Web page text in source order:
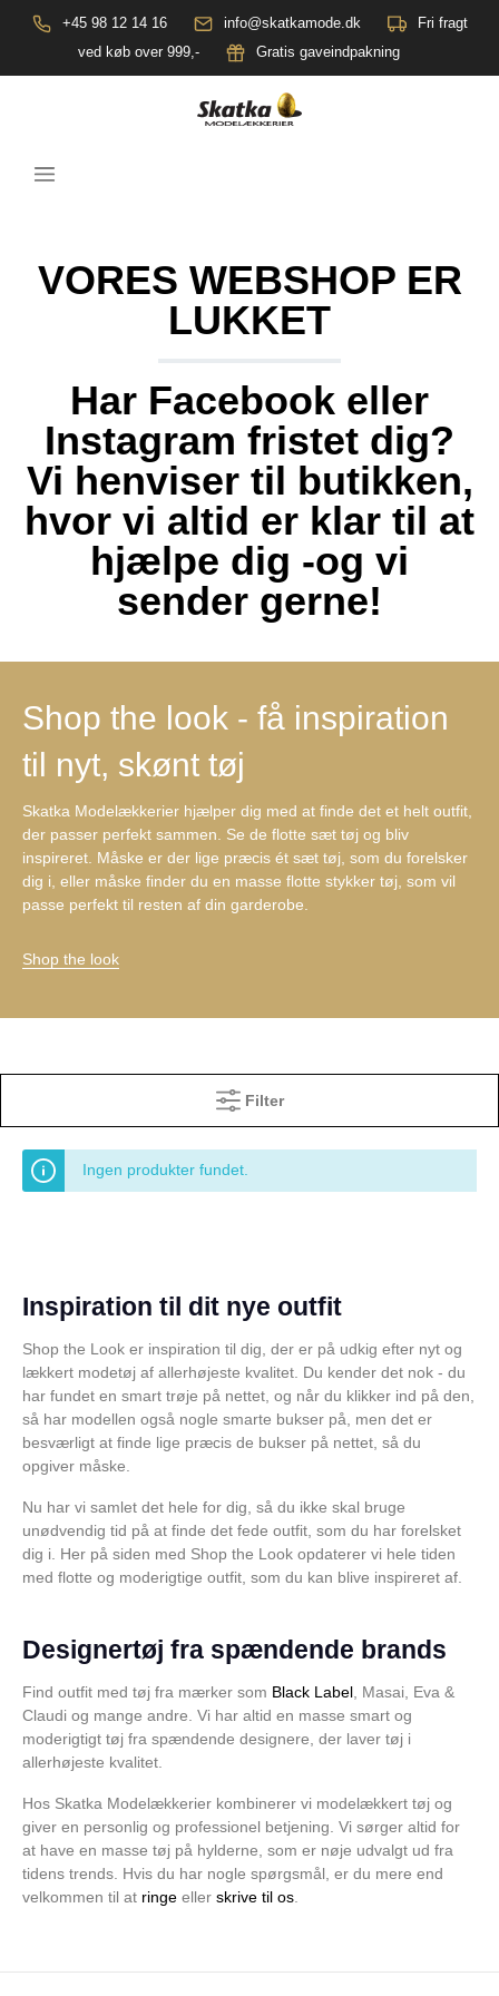
+45 98 12 14 16 info@skatkamode.dk
Fri fragt
ved køb over 999,-
Gratis gaveindpakning
VORES WEBSHOP ER
LUKKET
Har Facebook eller
Instagram fristet dig?
Vi henviser til butikken,
hvor vi altid er klar til at
hjælpe dig -og vi
sender gerne!
Shop the look - få inspiration
til nyt, skønt tøj
Skatka Modelækkerier hjælper dig med at finde det et helt outfit,
der passer perfekt sammen. Se de flotte sæt tøj og bliv
inspireret. Måske er der lige præcis ét sæt tøj, som du forelsker
dig i, eller måske finder du en masse flotte stykker tøj, som vil
passe perfekt til resten af din garderobe.
Shop the look
Filter
Ingen produkter fundet.
Inspiration til dit nye outfit
Shop the Look er inspiration til dig, der er på udkig efter nyt og
lækkert modetøj af allerhøjeste kvalitet. Du kender det nok - du
har fundet en smart trøje på nettet, og når du klikker ind på den,
så har modellen også nogle smarte bukser på, men det er
besværligt at finde lige præcis de bukser på nettet, så du
opgiver måske.
Nu har vi samlet det hele for dig, så du ikke skal bruge
unødvendig tid på at finde det fede outfit, som du har forelsket
dig i. Her på siden med Shop the Look opdaterer vi hele tiden
med flotte og moderigtige outfit, som du kan blive inspireret af.
Designertøj fra spændende brands
Find outfit med tøj fra mærker som Black Label , Masai, Eva &
Claudi og mange andre. Vi har altid en masse smart og
moderigtigt tøj fra spændende designere, der laver tøj i
allerhøjeste kvalitet.
Hos Skatka Modelækkerier kombinerer vi modelækkert tøj og
giver en personlig og professionel betjening. Vi sørger altid for
at have en masse tøj på hylderne, som er nøje udvalgt ud fra
tidens trends. Hvis du har nogle spørgsmål, er du mere end
velkommen til at ringe eller skrive til os